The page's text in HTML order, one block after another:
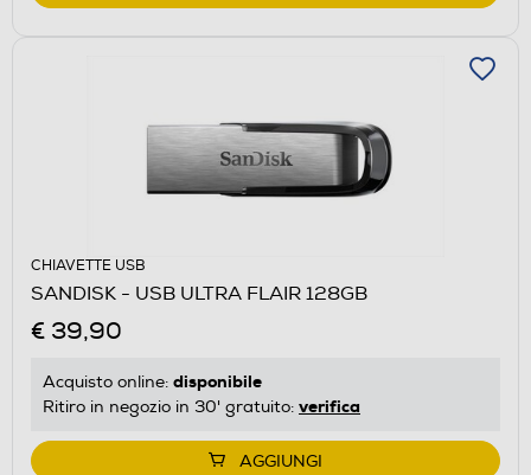
CHIAVETTE USB
SANDISK - USB ULTRA FLAIR 128GB
€ 39,90
Acquisto online: disponibile
Ritiro in negozio in 30' gratuito: verifica
AGGIUNGI